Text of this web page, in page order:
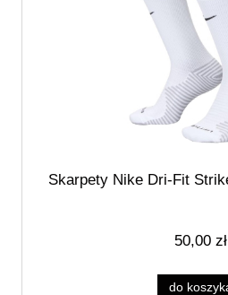
Skarpety Nike Dri-Fit
50,00 zł
do